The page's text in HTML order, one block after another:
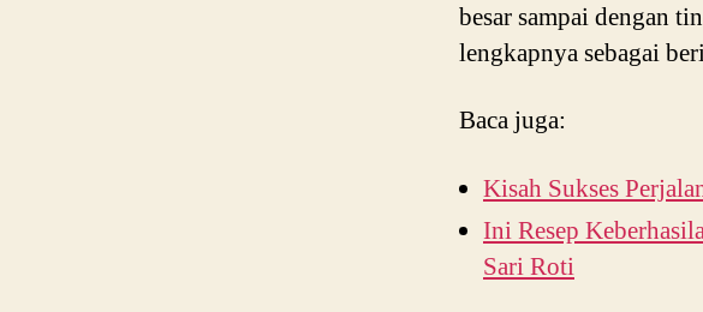
besar sampai dengan
lengkapnya sebagai
Baca juga:
Kisah Sukses
Ini Resep
Sari Roti